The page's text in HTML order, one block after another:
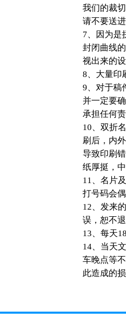
我们的裁
请不要送
7、因为是
封闭曲线
视出来的
8、大量印
9、对于稿
并一定要
承担任何
10、双折
刷后，内
导致印刷
纸厚挺，
11、名片
打号码会
12、发来
误，恕不
13、每天
14、当天
车晚点等
此造成的